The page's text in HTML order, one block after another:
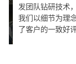
发团队钻研技术
我们以细节为理
了客户的一致好